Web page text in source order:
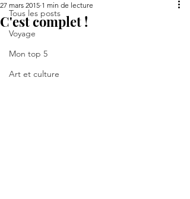
Tous les posts
Voyage
Mon top 5
Art et culture
C'est complet !
27 mars 2015 1 min de lecture